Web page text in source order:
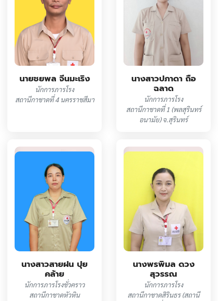
นายชยพล จีนมะเริง
นักการภารโรง
สถานีกาชาดที่ 4 นครราชสีมา
นางสาวปภาดา ถือ
ฉลาด
นักการภารโรง
สถานีกาชาดที่ 1 (พลสุรินทร์
อนามัย) จ.สุรินทร์
นางสาวสายฝน ปุย
คล้าย
นักการภารโรงชั่วคราว
สถานีกาชาดหัวหิน
นางพรพิมล ดวง
สุวรรณ
นักการภารโรง
สถานีกาชาดสิรินธร (สถานี